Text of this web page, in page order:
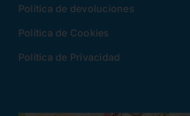
Política de devoluciones
Política de Cookies
Política de Privacidad